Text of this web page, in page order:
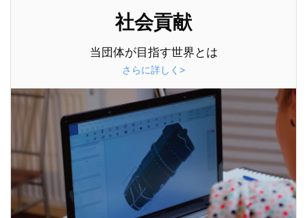
社会貢献
当団体が目指す世界とは
さらに詳しく>